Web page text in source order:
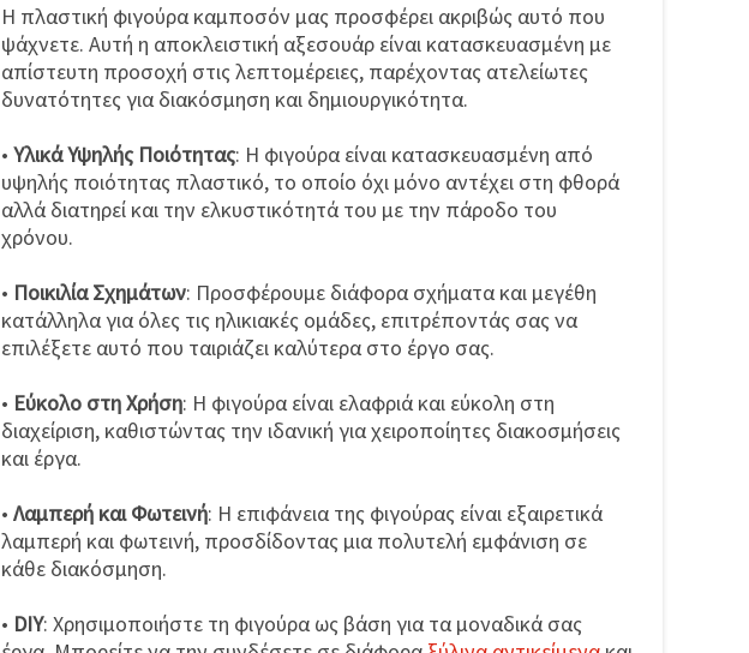
Η πλαστική φιγούρα καμποσόν μας προσφέρει ακριβώς αυτό που
ψάχνετε. Αυτή η αποκλειστική αξεσουάρ είναι κατασκευασμένη με
απίστευτη προσοχή στις λεπτομέρειες, παρέχοντας ατελείωτες
δυνατότητες για διακόσμηση και δημιουργικότητα.
• Υλικά Υψηλής Ποιότητας: Η φιγούρα είναι κατασκευασμένη από
υψηλής ποιότητας πλαστικό, το οποίο όχι μόνο αντέχει στη φθορά
αλλά διατηρεί και την ελκυστικότητά του με την πάροδο του
χρόνου.
• Ποικιλία Σχημάτων: Προσφέρουμε διάφορα σχήματα και μεγέθη
κατάλληλα για όλες τις ηλικιακές ομάδες, επιτρέποντάς σας να
επιλέξετε αυτό που ταιριάζει καλύτερα στο έργο σας.
• Εύκολο στη Χρήση: Η φιγούρα είναι ελαφριά και εύκολη στη
διαχείριση, καθιστώντας την ιδανική για χειροποίητες διακοσμήσεις
και έργα.
• Λαμπερή και Φωτεινή: Η επιφάνεια της φιγούρας είναι εξαιρετικά
λαμπερή και φωτεινή, προσδίδοντας μια πολυτελή εμφάνιση σε
κάθε διακόσμηση.
• DIY: Χρησιμοποιήστε τη φιγούρα ως βάση για τα μοναδικά σας